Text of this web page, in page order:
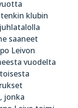
klubin
saaneet
Leivon
vuodelta
jonka